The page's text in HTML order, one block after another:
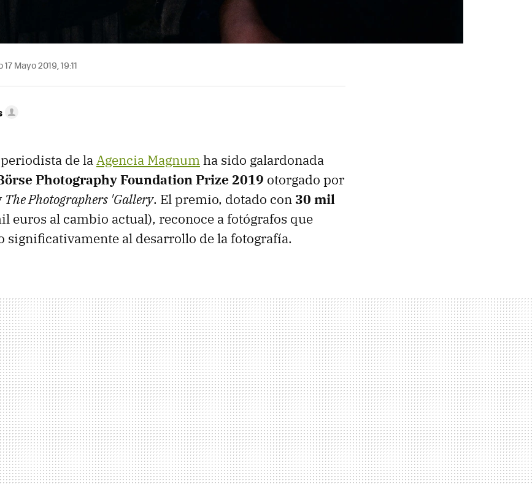
Mayo 2019, 19:11
de laAgencia Magnumha sido galardonada
Photography Foundation Prize 2019 otorgado por
The Photographers 'Gallery. El premio, dotado con 30 mil
euros al cambio actual), reconoce a fotógrafos que
significativamente al desarrollo de la fotografía.